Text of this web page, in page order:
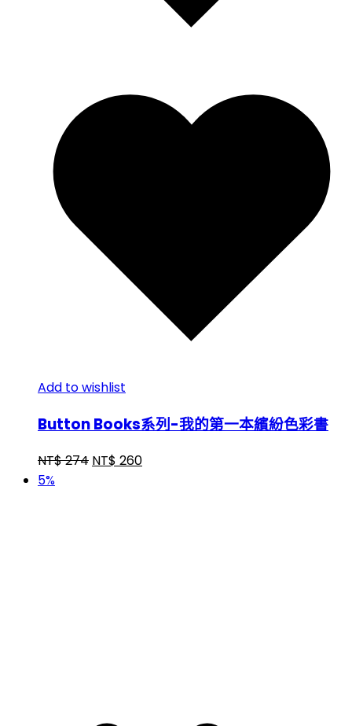
Add to wishlist
Button Books系列-我的第一本繽紛色彩書
NT$274 NT$ 260
5%